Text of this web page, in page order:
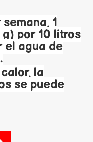
1
por 10 litros
el agua de
la
se puede